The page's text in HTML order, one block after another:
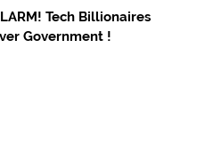
Tech Billionaires
Government !